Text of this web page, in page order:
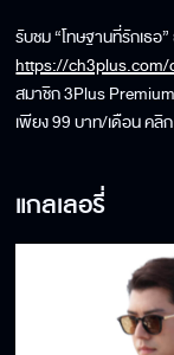
รับชม “โทษฐานที่รักเธอ
https://
สมาชิก 3Plus
เพียง 99 บาท/เดือน คลิ
แกลเลอรี่